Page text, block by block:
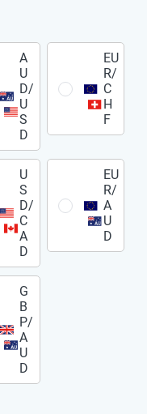
A
U
D/
U
S
D
EU
R/
C
H
F
U
S
D/
C
A
D
EU
R/
A
U
D
G
B
P/
A
U
D